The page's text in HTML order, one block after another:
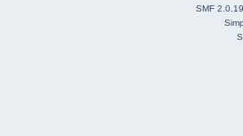
SMF 2.0.19